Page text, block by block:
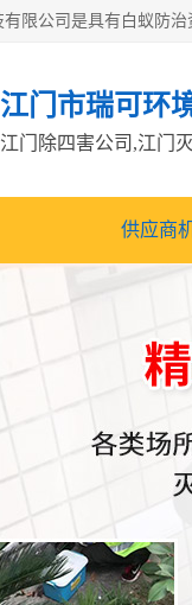
江门市瑞可环
供应商